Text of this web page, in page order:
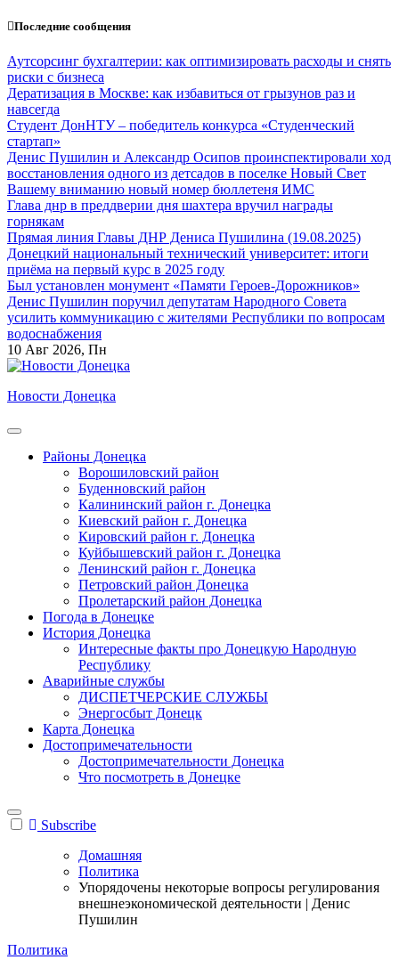
Перейти
содержанию
Последние сообщения
Аутсорсинг бухгалтерии: как оптимизировать расходы и снять
риски с бизнеса
Дератизация в Москве: как избавиться от грызунов раз и
навсегда
Студент ДонНТУ – победитель конкурса «Студенческий
стартап»
Денис Пушилин и Александр Осипов проинспектировали ход
восстановления одного из детсадов в поселке Новый Свет
Вашему вниманию новый номер бюллетеня ИМС
Глава днр в преддверии дня шахтера вручил награды
горнякам
Прямая линия Главы ДНР Дениса Пушилина (19.08.2025)
Донецкий национальный технический университет: итоги
приёма на первый курс в 2025 году
Был установлен монумент «Памяти Героев-Дорожников»
Денис Пушилин поручил депутатам Народного Совета
усилить коммуникацию с жителями Республики по вопросам
водоснабжения
10 Авг 2026, Пн
Новости Донецка
Районы Донецка
Ворошиловский район
Буденновский район
Калининский район г. Донецка
Киевский район г. Донецка
Кировский район г. Донецка
Куйбышевский район г. Донецка
Ленинский район г. Донецка
Петровский район Донецка
Пролетарский район Донецка
Погода в Донецке
История Донецка
Интересные факты про Донецкую Народную
Республику
Аварийные службы
ДИСПЕТЧЕРСКИЕ СЛУЖБЫ
Энергосбыт Донецк
Карта Донецка
Достопримечательности
Достопримечательности Донецка
Что посмотреть в Донецке
Subscribe
Домашняя
Политика
Упорядочены некоторые вопросы регулирования
внешнеэкономической деятельности | Денис
Пушилин
Политика